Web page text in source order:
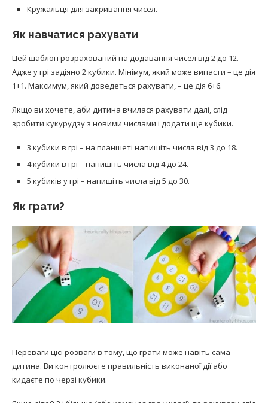
Кружальця для закривання чисел.
Як навчатися рахувати
Цей шаблон розрахований на додавання чисел від 2 до 12.
Адже у грі задіяно 2 кубики. Мінімум, який може випасти – це дія
1+1. Максимум, який доведеться рахувати, – це дія 6+6.
Якщо ви хочете, аби дитина вчилася рахувати далі, слід
зробити кукурудзу з новими числами і додати ще кубики.
3 кубики в грі – на планшеті напишіть числа від 3 до 18.
4 кубики в грі – напишіть числа від 4 до 24.
5 кубиків у грі – напишіть числа від 5 до 30.
Як грати?
Переваги цієї розваги в тому, що грати може навіть сама
дитина. Ви контролюєте правильність виконаної дії або
кидаєте по черзі кубики.